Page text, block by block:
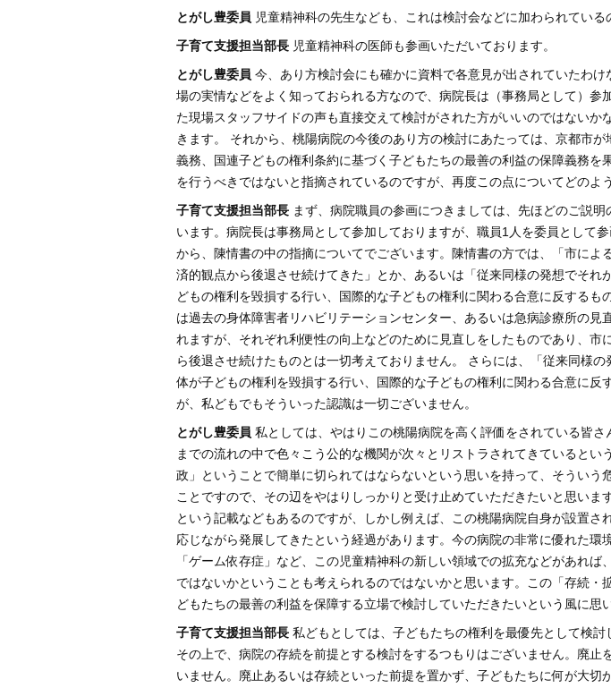
とがし豊委員 児童精神科の先生なども、これは検討会などに加わられている
子育て支援担当部長 児童精神科の医師も参画いただいております。
とがし豊委員 今、あり方検討会にも確かに資料で各意見が出されていたわ
場の実情などをよく知っておられる方なので、病院長は（事務局として）参
た現場スタッフサイドの声も直接交えて検討がされた方がいいのではないか
きます。 それから、桃陽病院の今後のあり方の検討にあたっては、京都市
義務、国連子どもの権利条約に基づく子どもたちの最善の利益の保障義務を
を行うべきではないと指摘されているのですが、再度この点についてどのよ
子育て支援担当部長 まず、病院職員の参画につきましては、先ほどのご説
います。病院長は事務局として参加しておりますが、職員1人を委員として
から、陳情書の中の指摘についてでございます。陳情書の方では、「市によ
済的観点から後退させ続けてきた」とか、あるいは「従来同様の発想でそれ
どもの権利を毀損する行い、国際的な子どもの権利に関わる合意に反するも
は過去の身体障害者リハビリテーションセンター、あるいは急病診療所の見
れますが、それぞれ利便性の向上などのために見直しをしたものであり、市
ら後退させ続けたものとは一切考えておりません。 さらには、「従来同様
体が子どもの権利を毀損する行い、国際的な子どもの権利に関わる合意に反
が、私どもでもそういった認識は一切ございません。
とがし豊委員 私としては、やはりこの桃陽病院を高く評価をされている皆
までの流れの中で色々こう公的な機関が次々とリストラされてきているとい
政」ということで簡単に切られてはならないという思いを持って、そういう
ことですので、その辺をやはりしっかりと受け止めていただきたいと思いま
という記載などもあるのですが、しかし例えば、この桃陽病院自身が設置さ
応じながら発展してきたという経過があります。今の病院の非常に優れた環
「ゲーム依存症」など、この児童精神科の新しい領域での拡充などがあれ
ではないかということも考えられるのではないかと思います。この「存続・
どもたちの最善の利益を保障する立場で検討していただきたいという風に思
子育て支援担当部長 私どもとしては、子どもたちの権利を最優先として検討
その上で、病院の存続を前提とする検討をするつもりはございません。廃止
いません。廃止あるいは存続といった前提を置かず、子どもたちに何が大切